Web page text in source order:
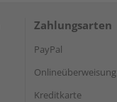
Zahlungsarten
PayPal
Onlineüberweisung
Kreditkarte